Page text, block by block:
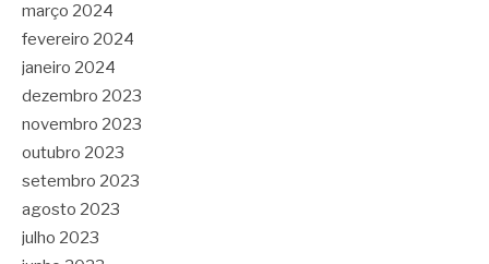
março 2024
fevereiro 2024
janeiro 2024
dezembro 2023
novembro 2023
outubro 2023
setembro 2023
agosto 2023
julho 2023